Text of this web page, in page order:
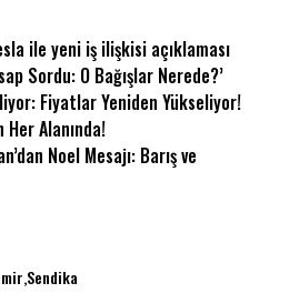
ile yeni iş ilişkisi açıklaması
Sordu: O Bağışlar Nerede?’
Fiyatlar Yeniden Yükseliyor!
Alanında!
Noel Mesajı: Barış ve
Sendika